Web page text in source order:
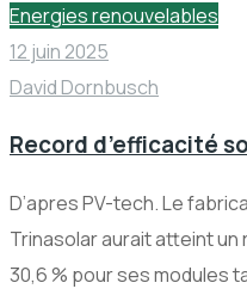
Energies renouvelables
12 juin 2025
David Dornbusch
Record d’efficacité
D’apres PV-tech. Le
Trinasolar aurait atteint
30,6 % pour ses modules